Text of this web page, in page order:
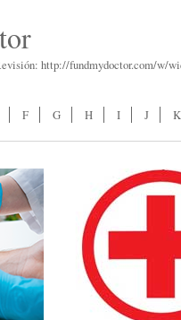
http://fundmydoctor.com/w/
F G H I J K